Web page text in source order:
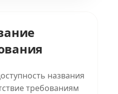
названия
требованиям